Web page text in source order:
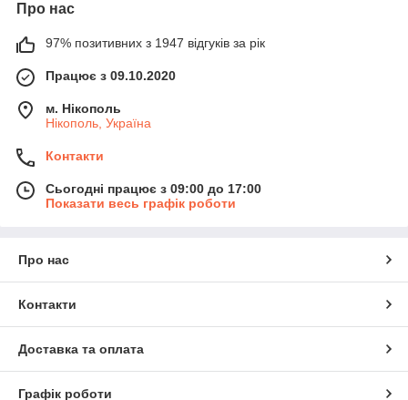
Про нас
97% позитивних з 1947 відгуків за рік
Працює з 09.10.2020
м. Нікополь
Нікополь, Україна
Контакти
Сьогодні працює з 09:00 до 17:00
Показати весь графік роботи
Про нас
Контакти
Доставка та оплата
Графік роботи